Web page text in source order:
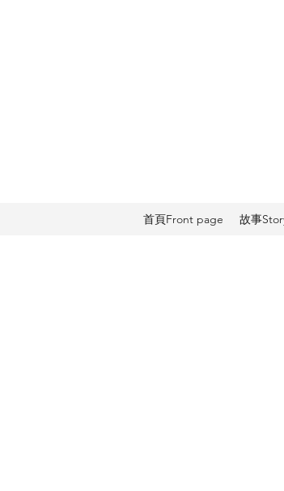
首頁Front page 故事